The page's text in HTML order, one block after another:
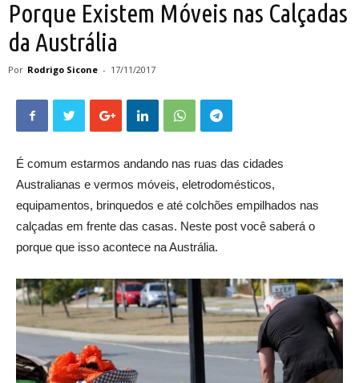
Porque Existem Móveis nas Calçadas
da Austrália
Por Rodrigo Sicone - 17/11/2017
É comum estarmos andando nas ruas das cidades
Australianas e vermos móveis, eletrodomésticos,
equipamentos, brinquedos e até colchões empilhados nas
calçadas em frente das casas. Neste post você saberá o
porque que isso acontece na Austrália.